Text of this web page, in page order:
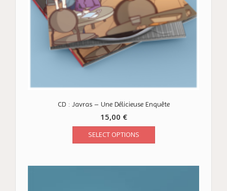
CD : Javras – Une Délicieuse Enquête
15,00 €
SELECT OPTIONS